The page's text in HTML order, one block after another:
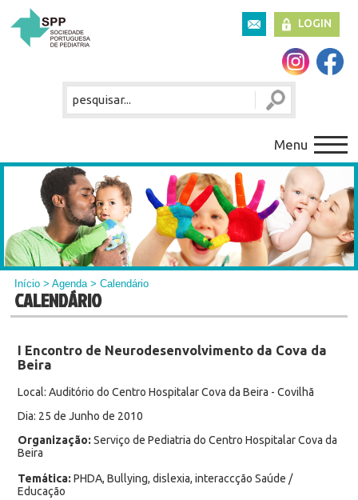
LOGIN
Menu
Início >Agenda> Calendário
CALENDÁRIO
I Encontro de Neurodesenvolvimento da Cova da
Beira
Local: Auditório do Centro Hospitalar Cova da Beira - Covilhã
Dia: 25 de Junho de 2010
Organização: Serviço de Pediatria do Centro Hospitalar Cova da
Beira
Temática: PHDA, Bullying, dislexia, interaccção Saúde /
Educação